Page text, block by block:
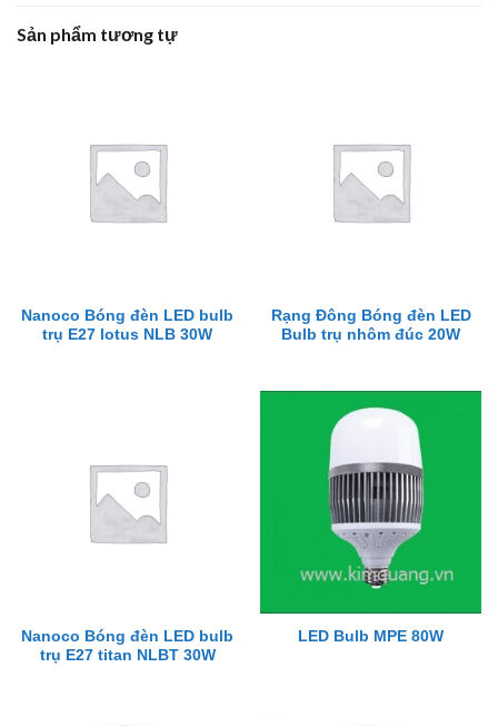
Sản phẩm tương tự
Nanoco Bóng đèn LED bulb
trụ E27 lotus NLB 30W
Rạng Đông Bóng đèn LED
Bulb trụ nhôm đúc 20W
Nanoco Bóng đèn LED bulb
trụ E27 titan NLBT 30W
LED Bulb MPE 80W